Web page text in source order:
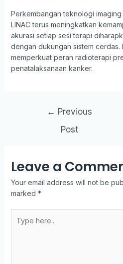
Perkembangan teknologi
LINAC terus meningkatkan
akurasi setiap sesi terapi
dengan dukungan sistem cerdas.
memperkuat peran radioterapi
penatalaksanaan kanker.
← Previous
Post
Leave a
Your email address will not be
marked *